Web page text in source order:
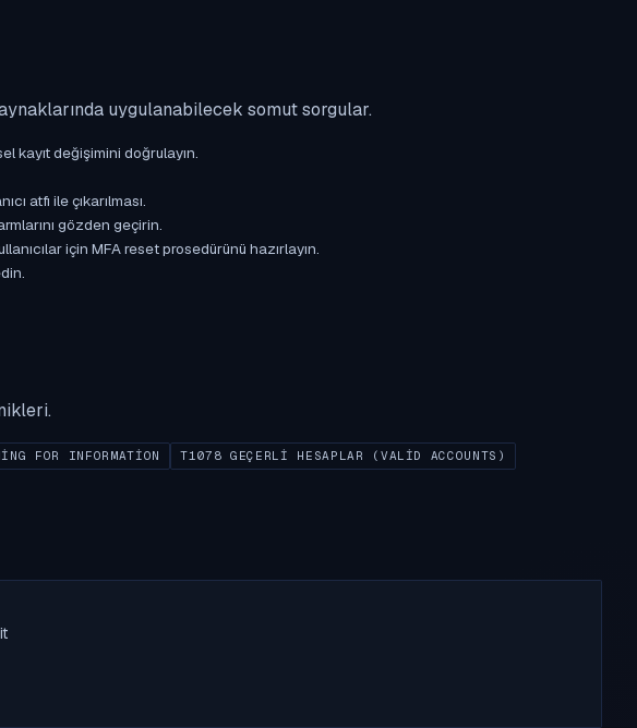
uygulanabilecek somut sorgular.
kayıt değişimini doğrulayın.
atfı ile çıkarılması.
gözden geçirin.
için MFA reset prosedürünü hazırlayın.
FOR INFORMATION T1078 GEÇERLI HESAPLAR (VALID ACCOUNTS)